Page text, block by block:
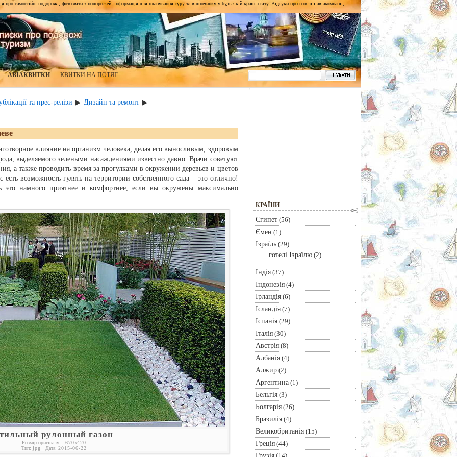
самостійні подорожі, фотозвіти з подорожей, інформація для планування туру та відпочинку у будь-якій країні світу. Відгуки про готелі і авіакомпанії,
АВІАКВИТКИ КВИТКИ НА ПОТЯГ
та прес-релізи ▶ Дизайн та ремонт ▶
влияние на организм человека, делая его выносливым, здоровым
выделяемого зелеными насаждениями известно давно. Врачи советуют
а также проводить время за прогулками в окружении деревьев и цветов
возможность гулять на территории собственного сада – это отлично!
это намного приятнее и комфортнее, если вы окружены максимально
рулонный газон
Розмір оригіналу: 670x420
Тип: jpg Дата: 2015-06-22
КРАЇНИ
Єгипет(56)
Ємен (1)
Ізраїль(29)
готелі Ізраїлю(2)
Індія(37)
Індонезія(4)
Ірландія(6)
Ісландія(7)
Іспанія(29)
Італія(30)
Австрія(8)
Албанія(4)
Алжир(2)
Аргентина(1)
Бельгія(3)
Болгарія(26)
Бразилія(4)
Великобританія(15)
Греція(44)